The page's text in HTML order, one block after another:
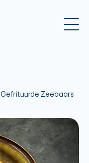
Gefrituurde Zeebaars